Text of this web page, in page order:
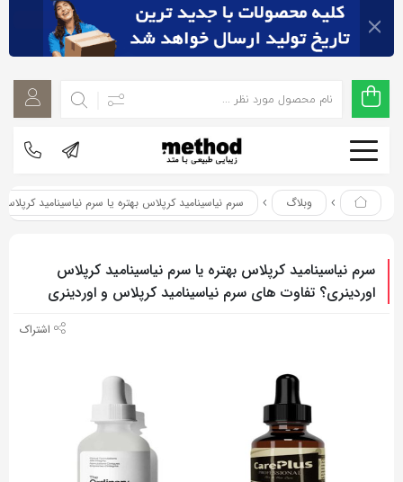
اشتراک
با
از
زیر
صفحه
وبلاگ سرم نیاسینامید کرپلاس بهتره یا سرم نیاسینامید
سرم نیاسینامید کرپلاس بهتره یا سرم نیاسینامید کرپلاس
اوردینری؟ تفاوت های سرم نیاسینامید کرپلاس و اوردینری
اشتراک
گذاری
با
از
صفحه